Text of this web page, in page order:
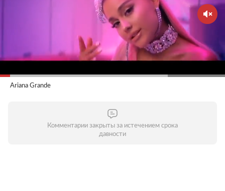
Ariana Grande
Комментарии закрыты за истечением срока
давности